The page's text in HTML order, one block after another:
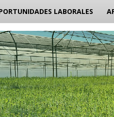
LABORALES